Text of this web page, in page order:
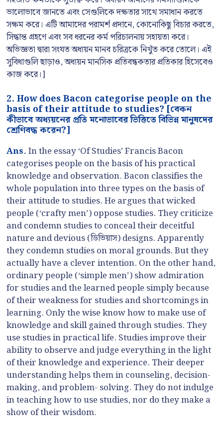
ভালোভাবে জানতে এবং সেগুলিকে দক্ষতার সাথে সমাধান করতে
সক্ষম করে। এটি আমাদের পরামর্শ প্রদানে, কোনোকিছু বিচার করতে,
সিদ্ধান্ত গ্রহণে এবং সব ধরনের কর্ম পরিচালনায় সহায়তা করে।
অভিজ্ঞতা দ্বারা সংযত অধ্যয়ন মানব চরিত্রকে নিখুঁত করে তোলে। এই
সুবিধাগুলি ছাড়াও, অধ্যয়ন মানসিক প্রতিবন্ধকতার প্রতিকার হিসেবেও
কাজ করে।]
2. How does Bacon categorise people on the
basis of their attitude to studies? [বেকন
কীভাবে অধ্যয়নের প্রতি মনোভাবের ভিত্তিতে বিভিন্ন মানুষদের
শ্রেণিবদ্ধ করেন?]
Ans.In the essay ‘Of Studies’ Francis Bacon
categorises people on the basis of his practical
knowledge and observation. Bacon classifies the
whole population into three types on the basis of
their attitude to studies. He argues that wicked
people (‘crafty men’) oppose studies. They criticize
and condemn studies to conceal their deceitful
nature and devious (ডিভিয়াস) designs. Apparently
they condemn studies on moral grounds. But they
actually have a clever intention. On the other hand,
ordinary people (‘simple men’) show admiration
for studies and the learned people simply because
of their weakness for studies and shortcomings in
learning. Only the wise know how to make use of
knowledge and skill gained through studies. They
use studies in practical life. Studies improve their
ability to observe and judge everything in the light
of their knowledge and experience. Their deeper
understanding helps them in counseling, decision-
making, and problem- solving. They do not indulge
in teaching how to use studies, nor do they make a
show of their wisdom.